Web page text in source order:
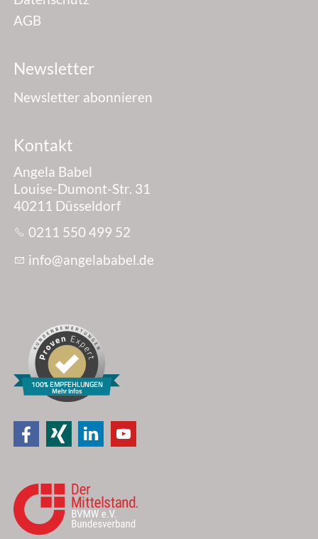
AGB
Newsletter
Newsletter abonnieren
Kontakt
Angela Babel
Louise-Dumont-Str. 31
40211 Düsseldorf
0211 550 499 52
nf
ng l b b l d
100% EMPFEHLUNGEN
Mehr Infos